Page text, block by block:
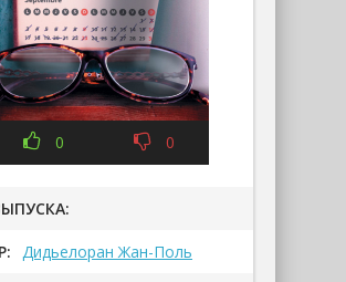
0 0
Дидьелоран Жан-Поль